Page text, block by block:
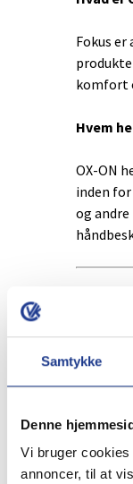
Samtykke
Denne
Vi bruger
annoncer, til at
Fokus
komfort
Hvem
OX-ON
inden
og
OX-ON